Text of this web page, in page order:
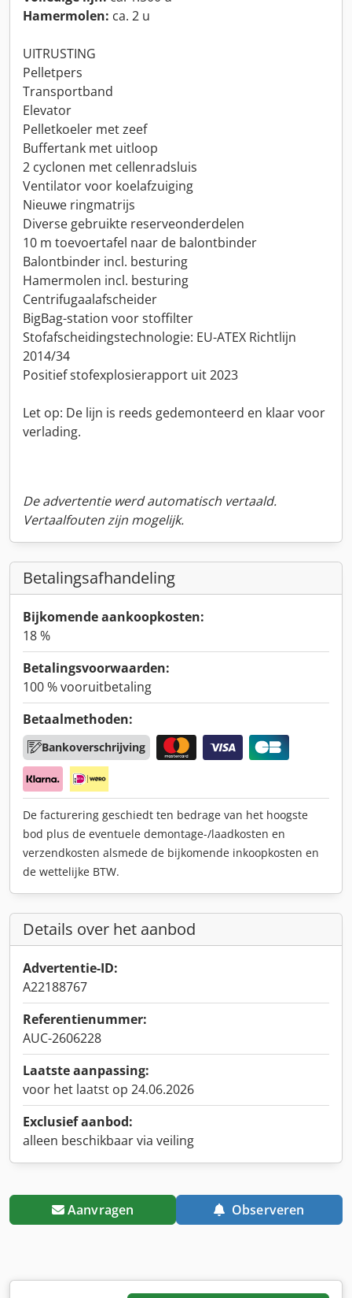
Hamermolen: ca. 2 u
UITRUSTING
Pelletpers
Transportband
Elevator
Pelletkoeler met zeef
Buffertank met uitloop
2 cyclonen met cellenradsluis
Ventilator voor koelafzuiging
Nieuwe ringmatrijs
Diverse gebruikte reserveonderdelen
10 m toevoertafel naar de balontbinder
Balontbinder incl. besturing
Hamermolen incl. besturing
Centrifugaalafscheider
BigBag-station voor stoffilter
Stofafscheidingstechnologie: EU-ATEX Richtlijn
2014/34
Positief stofexplosierapport uit 2023
Let op: De lijn is reeds gedemonteerd en klaar voor
verlading.
De advertentie werd automatisch vertaald.
Vertaalfouten zijn mogelijk.
Betalingsafhandeling
Bijkomende aankoopkosten:
18 %
Betalingsvoorwaarden:
100 % vooruitbetaling
Betaalmethoden:
Bankoverschrijving
De facturering geschiedt ten bedrage van het hoogste
bod plus de eventuele demontage-/laadkosten en
verzendkosten alsmede de bijkomende inkoopkosten en
de wettelijke BTW.
Details over het aanbod
Advertentie-ID:
A22188767
Referentienummer:
AUC-2606228
Laatste aanpassing:
voor het laatst op 24.06.2026
Exclusief aanbod:
alleen beschikbaar via veiling
Aanvragen Observeren